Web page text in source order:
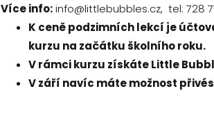
Více info:info@littlebubbles.cz, tel: 728
K ceně podzimních lekcí je
kurzu na začátku školního roku.
V rámci kurzu získáte Little
V září navíc máte možnost